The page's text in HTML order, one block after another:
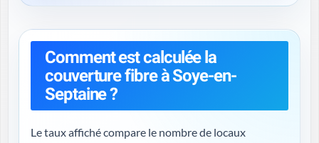
Comment est calculée la
couverture fibre à Soye-en-
Septaine ?
Le taux affiché compare le nombre de locaux